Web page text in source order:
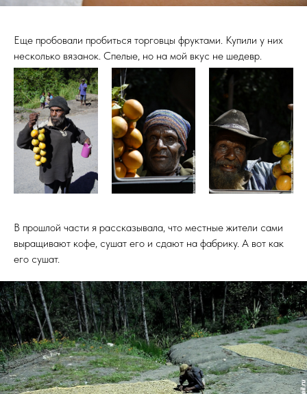
Еще пробовали пробиться торговцы фруктами. Купили у них
несколько вязанок. Спелые, но на мой вкус не шедевр.
В прошлой части я рассказывала, что местные жители сами
выращивают кофе, сушат его и сдают на фабрику. А вот как
его сушат.